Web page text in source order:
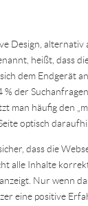
Design, alternativ
heißt, dass
sich dem Endgerät
% der
man häufig den
optisch
dass die
alle Inhalte
Nur wenn
eine positive